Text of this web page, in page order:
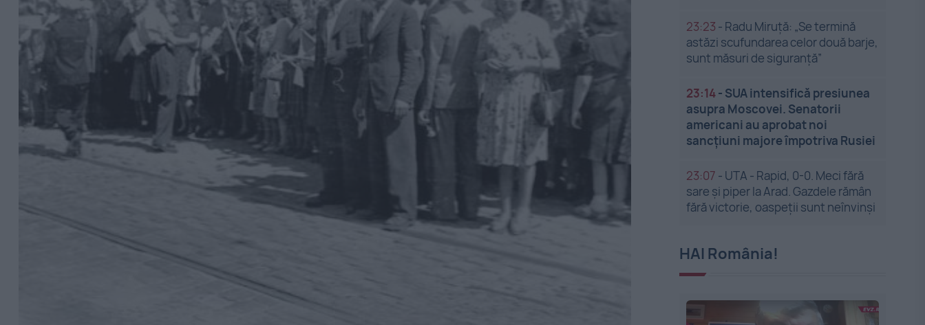
23:23 - Radu Miruță: „Se termină
astăzi scufundarea celor două barje,
sunt măsuri de siguranţă”
23:14- SUA intensifică presiunea
asupra Moscovei. Senatorii
americani au aprobat noi
sancțiuni majore împotriva Rusiei
23:07 - UTA - Rapid, 0-0. Meci fără
sare și piper la Arad. Gazdele rămân
fără victorie, oaspeții sunt neînvinși
HAI România!